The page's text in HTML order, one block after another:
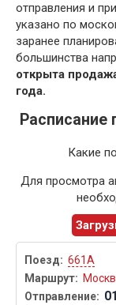
отправления и
указано по
заранее
большинства
открыта
года.
Расписание
Какие
Для просмотра
661А